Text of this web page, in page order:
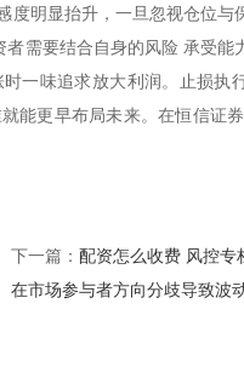
度明显抬升，一旦忽视仓位与
需要结合自身的风险 承受能
一味追求放大利润。止损执
能更早布局未来。在恒信证
下一篇： 配资怎么收费 风控专
在市场参与者方向分歧导致波